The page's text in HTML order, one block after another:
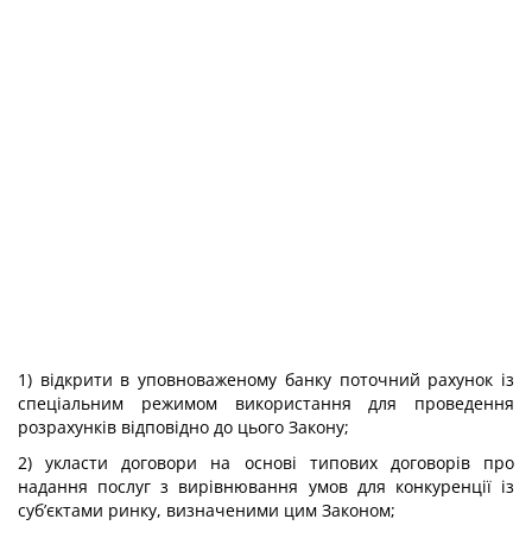
1) відкрити в уповноваженому банку поточний рахунок із
спеціальним режимом використання для проведення
розрахунків відповідно до цього Закону;
2) укласти договори на основі типових договорів про
надання послуг з вирівнювання умов для конкуренції із
суб’єктами ринку, визначеними цим Законом;